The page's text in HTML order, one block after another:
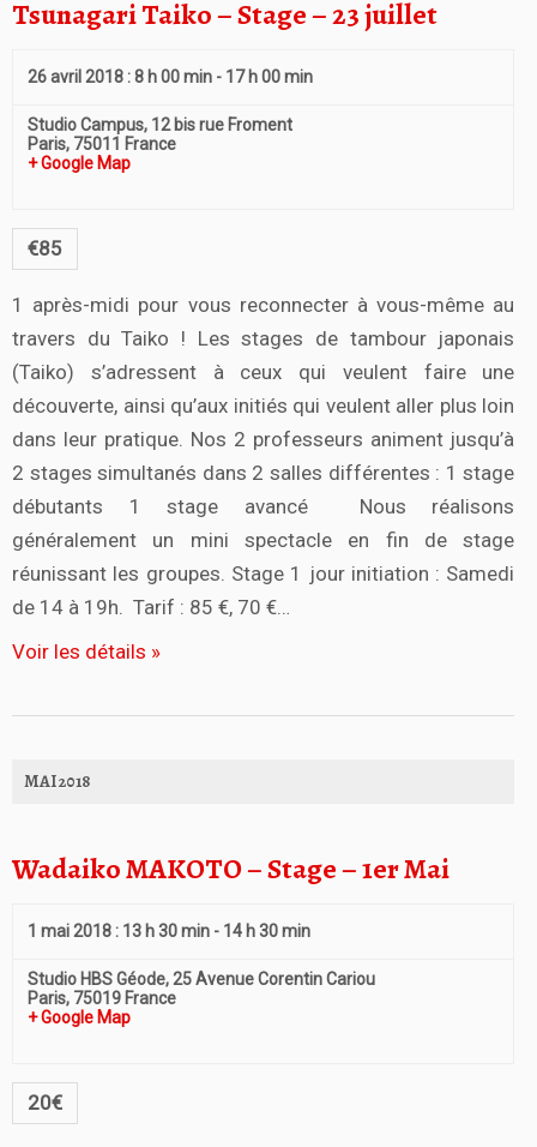
Tsunagari Taiko – Stage – 23 juillet
26 avril 2018 : 8 h 00 min - 17 h 00 min
Studio Campus, 12 bis rue Froment
Paris, 75011 France
+ Google Map
€85
1 après-midi pour vous reconnecter à vous-même au
travers du Taiko ! Les stages de tambour japonais
(Taiko) s’adressent à ceux qui veulent faire une
découverte, ainsi qu’aux initiés qui veulent aller plus loin
dans leur pratique. Nos 2 professeurs animent jusqu’à
2 stages simultanés dans 2 salles différentes : 1 stage
débutants 1 stage avancé Nous réalisons
généralement un mini spectacle en fin de stage
réunissant les groupes. Stage 1 jour initiation : Samedi
de 14 à 19h. Tarif : 85 €, 70 €…
Voir les détails »
MAI 2018
Wadaiko MAKOTO – Stage – 1er Mai
1 mai 2018 : 13 h 30 min - 14 h 30 min
Studio HBS Géode,25 Avenue Corentin Cariou
Paris, 75019 France
+ Google Map
20€